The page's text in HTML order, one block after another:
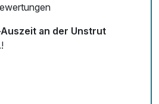
an der Unstrut